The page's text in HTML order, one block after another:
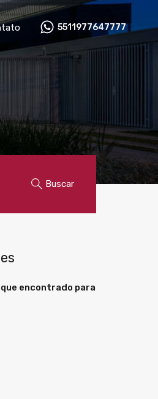
Trabalhe conosco Contato
5511977647777
Buscar
encontrado para